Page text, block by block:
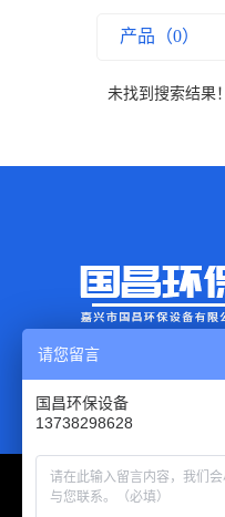
产品（0）
未找到搜索结果！
请您留言
国昌环保设备
13738298628